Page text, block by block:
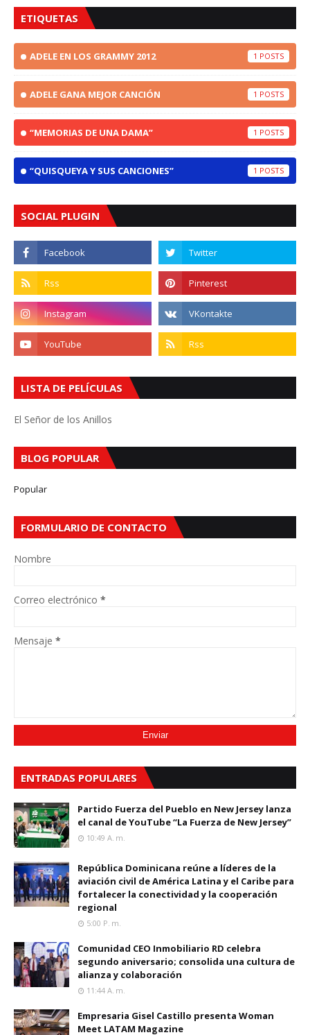
ETIQUETAS
ADELE EN LOS GRAMMY 2012 1
ADELE GANA MEJOR CANCIÓN 1
“MEMORIAS DE UNA DAMA” 1
“QUISQUEYA Y SUS CANCIONES” 1
SOCIAL PLUGIN
LISTA DE PELÍCULAS
El Señor de los Anillos
BLOG POPULAR
Popular
FORMULARIO DE CONTACTO
Nombre
Correo electrónico *
Mensaje *
ENTRADAS POPULARES
Partido Fuerza del Pueblo en New Jersey lanza
el canal de YouTube “La Fuerza de New Jersey”
10:49 A. M.
República Dominicana reúne a líderes de la
aviación civil de América Latina y el Caribe para
fortalecer la conectividad y la cooperación
regional
5:00 P. M.
Comunidad CEO Inmobiliario RD celebra
segundo aniversario; consolida una cultura de
alianza y colaboración
11:44 A. M.
Empresaria Gisel Castillo presenta Woman
Meet LATAM Magazine